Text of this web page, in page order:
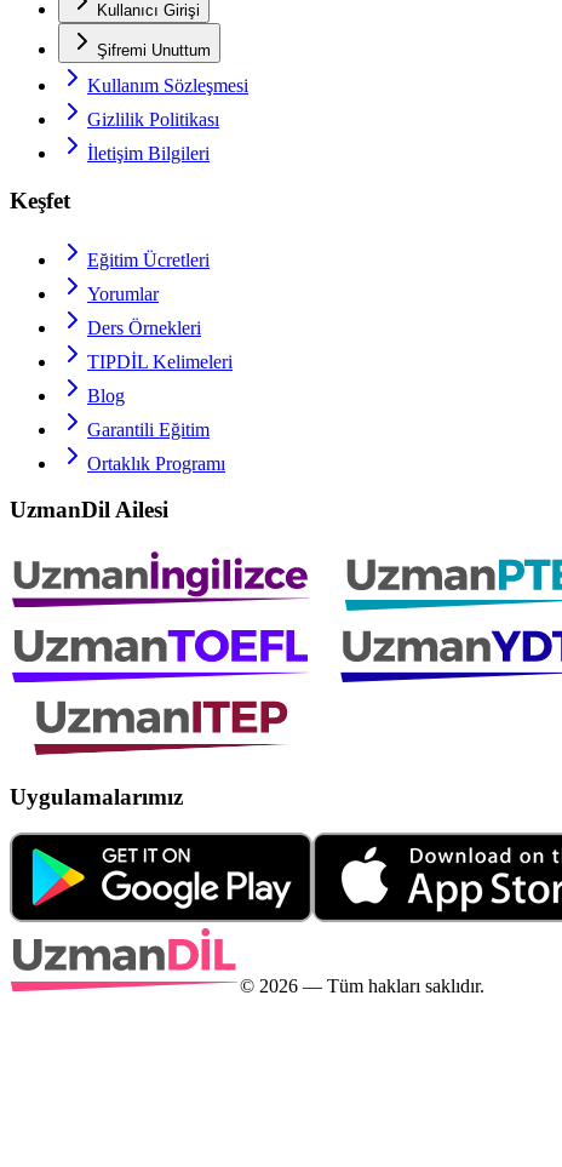
Kullanıcı Girişi
Şifremi Unuttum
Kullanım Sözleşmesi
Gizlilik Politikası
İletişim Bilgileri
Keşfet
Eğitim Ücretleri
Yorumlar
Ders Örnekleri
TIPDİL Kelimeleri
Blog
Garantili Eğitim
Ortaklık Programı
UzmanDil Ailesi
Uygulamalarımız
© 2026 — Tüm hakları saklıdır.